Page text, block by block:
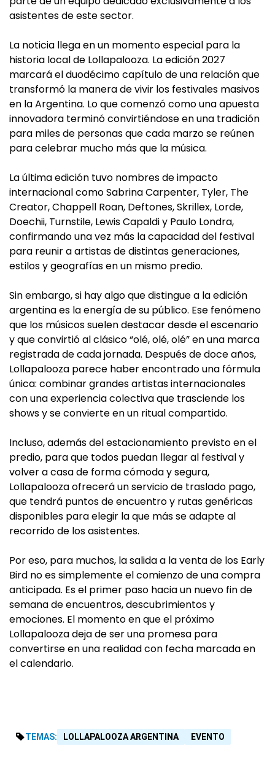
asistentes de este sector.
La noticia llega en un momento especial para la
historia local de Lollapalooza. La edición 2027
marcará el duodécimo capítulo de una relación que
transformó la manera de vivir los festivales masivos
en la Argentina. Lo que comenzó como una apuesta
innovadora terminó convirtiéndose en una tradición
para miles de personas que cada marzo se reúnen
para celebrar mucho más que la música.
La última edición tuvo nombres de impacto
internacional como Sabrina Carpenter, Tyler, The
Creator, Chappell Roan, Deftones, Skrillex, Lorde,
Doechii, Turnstile, Lewis Capaldi y Paulo Londra,
confirmando una vez más la capacidad del festival
para reunir a artistas de distintas generaciones,
estilos y geografías en un mismo predio.
Sin embargo, si hay algo que distingue a la edición
argentina es la energía de su público. Ese fenómeno
que los músicos suelen destacar desde el escenario
y que convirtió al clásico “olé, olé, olé” en una marca
registrada de cada jornada. Después de doce años,
Lollapalooza parece haber encontrado una fórmula
única: combinar grandes artistas internacionales
con una experiencia colectiva que trasciende los
shows y se convierte en un ritual compartido.
Incluso, además del estacionamiento previsto en el
predio, para que todos puedan llegar al festival y
volver a casa de forma cómoda y segura,
Lollapalooza ofrecerá un servicio de traslado pago,
que tendrá puntos de encuentro y rutas genéricas
disponibles para elegir la que más se adapte al
recorrido de los asistentes.
Por eso, para muchos, la salida a la venta de los Early
Bird no es simplemente el comienzo de una compra
anticipada. Es el primer paso hacia un nuevo fin de
semana de encuentros, descubrimientos y
emociones. El momento en que el próximo
Lollapalooza deja de ser una promesa para
convertirse en una realidad con fecha marcada en
el calendario.
TEMAS: LOLLAPALOOZA ARGENTINA EVENTO